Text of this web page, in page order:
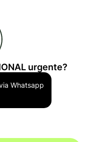
urgente?
Whatsapp